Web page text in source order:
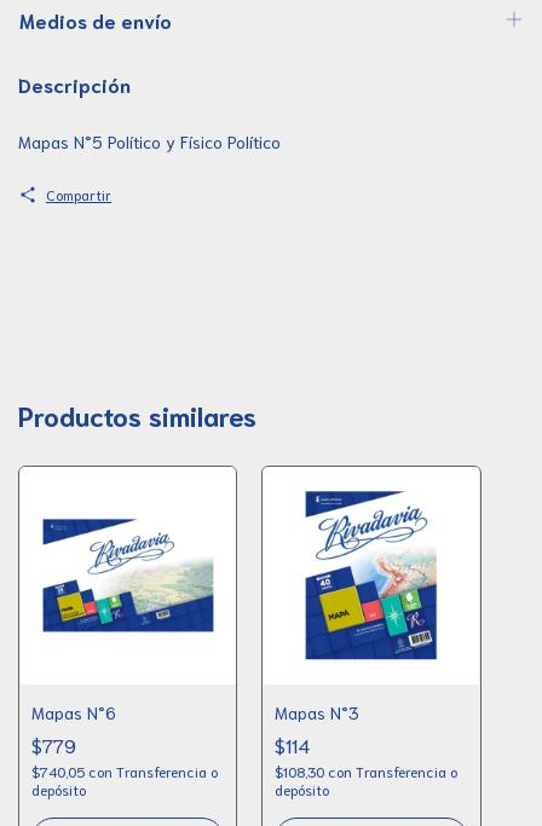
Medios de envío
Descripción
Mapas N°5 Político y Físico Político
Compartir
Productos similares
Mapas N°6
$779
$740,05 con Transferencia o
depósito
Mapas N°3
$114
$108,30 con Transferencia o
depósito